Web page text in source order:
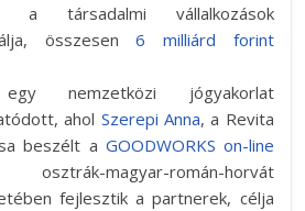
társadalmi vállalkozások
összesen6 milliárd forint
nemzetközi jógyakorlat
ahol Szerepi Anna, a Revita
beszélt a GOODWORKS on-line
magyar-román-horvát
fejlesztik a partnerek, célja